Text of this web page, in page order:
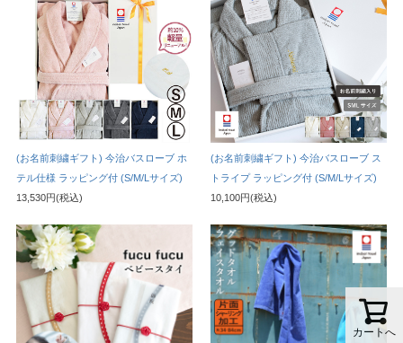
(お名前刺繍ギフト) 今治バスローブ ホ
テル仕様 ラッピング付 (S/M/Lサイズ)
13,530円(税込)
(お名前刺繍ギフト) 今治バスローブ ス
トライプ ラッピング付 (S/M/Lサイズ)
10,100円(税込)
カートへ